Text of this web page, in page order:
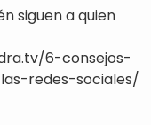
siguen a quien
6-consejos-
redes-sociales/